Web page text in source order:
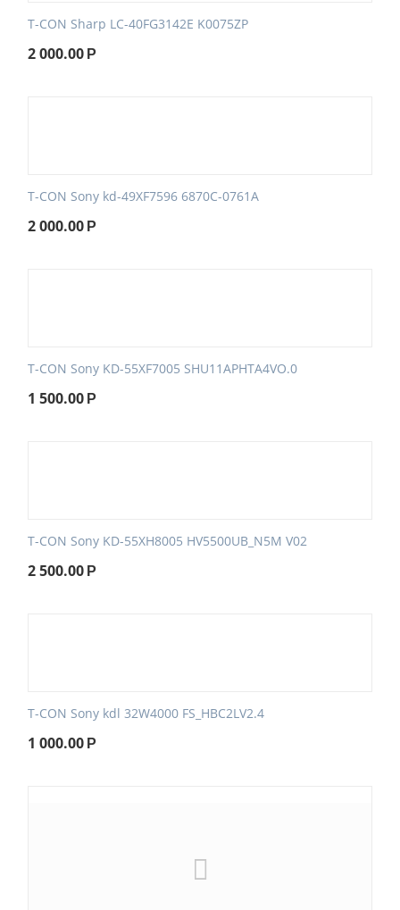
T-CON Sharp LC-40FG3142E K0075ZP
2 000.00 Р
T-CON Sony kd-49XF7596 6870C-0761A
2 000.00 Р
T-CON Sony KD-55XF7005 SHU11APHTA4VO.0
1 500.00 Р
T-CON Sony KD-55XH8005 HV5500UB_N5M V02
2 500.00 Р
T-CON Sony kdl 32W4000 FS_HBC2LV2.4
1 000.00 Р